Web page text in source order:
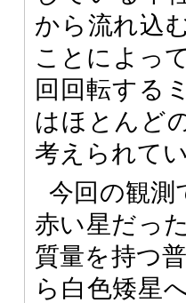
から流れ込
ことによっ
回回転する
はほとんど
考えられてい
今回の観測
赤い星だっ
質量を持つ
ら白色矮星